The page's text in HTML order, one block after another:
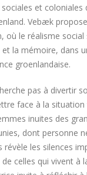
et coloniales
Vebæk
où le réalisme
et la mémoire, dans
groenlandaise.
pas à divertir
face à la situation
inuites des
dont personne
révèle les silences
celles qui vivent à